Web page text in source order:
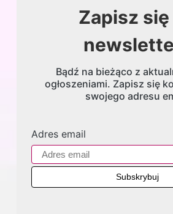
Zapisz
Bądź na bieżąco z
ogłoszeniami. Zapisz się
swojego adresu
Adres email